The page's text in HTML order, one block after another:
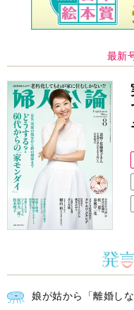
最新
娘が姑から「離婚し